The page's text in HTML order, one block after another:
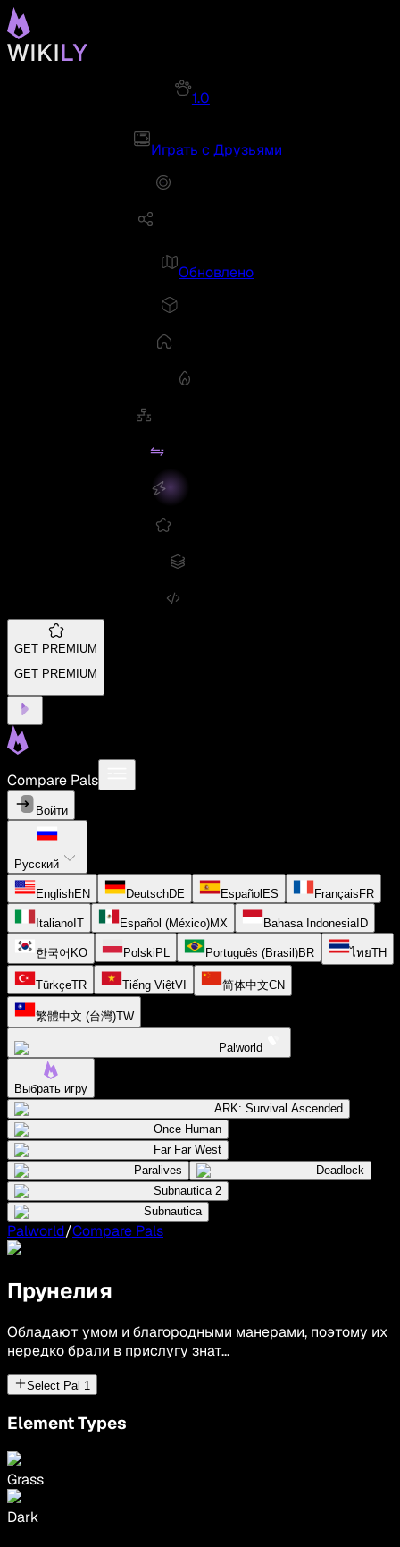
1.0
Играть с Друзьями
Обновлено
GET PREMIUM
GET PREMIUM
Compare Pals
Войти
Русский
EnglishEN DeutschDE EspañolES FrançaisFR
ItalianoIT Español (México)MX Bahasa IndonesiaID
한국어 KO PolskiPL Português (Brasil)BR ไทยTH
TürkçeTR Tiếng ViệtVI 简体中文CN
繁體中文 (台灣)TW
Palworld
Выбрать игру
ARK: Survival Ascended
Once Human
Far Far West
Paralives
Deadlock
Subnautica 2
Subnautica
Palworld/Compare Pals
Прунелия
Обладают умом и благородными манерами, поэтому их
нередко брали в прислугу знат...
Select Pal 1
Element Types
Grass
Dark